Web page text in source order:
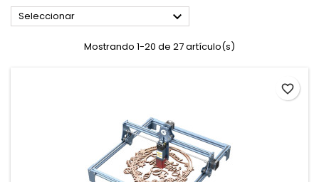
Seleccionar 
Mostrando 1-20 de 27 artículo(s)
favorite_border